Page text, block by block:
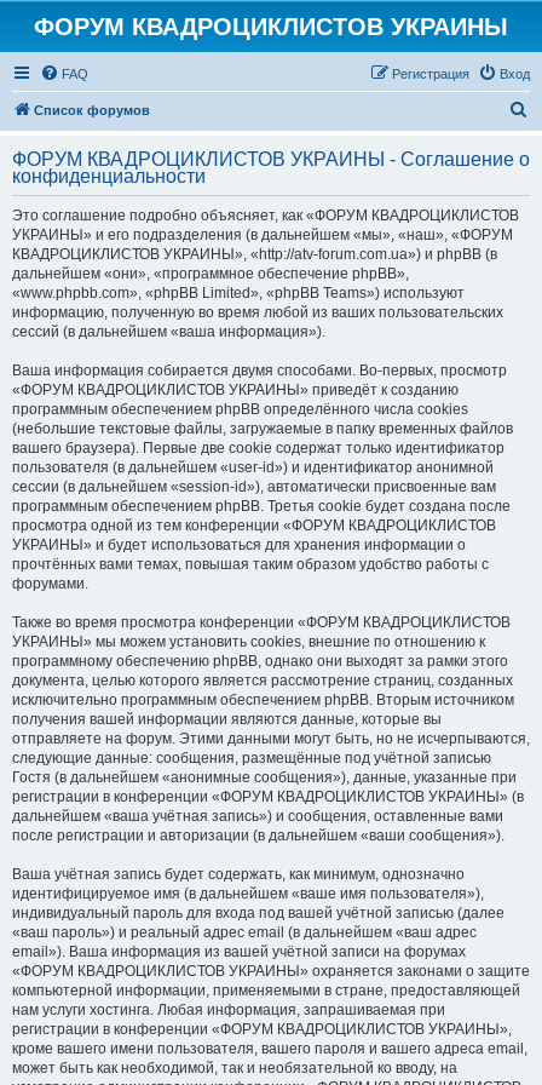
ФОРУМ КВАДРОЦИКЛИСТОВ УКРАИНЫ
FAQ Вход
Регистрация
Список форумов
и
с
ФОРУМ КВАДРОЦИКЛИСТОВ УКРАИНЫ - Соглашение о
конфиденциальности
Это соглашение подробно объясняет, как «ФОРУМ КВАДРОЦИКЛИСТОВ
УКРАИНЫ» и его подразделения (в дальнейшем «мы», «наш», «ФОРУМ
КВАДРОЦИКЛИСТОВ УКРАИНЫ», «http://atv-forum.com.ua») и phpBB (в
дальнейшем «они», «программное обеспечение phpBB»,
«www.phpbb.com», «phpBB Limited», «phpBB Teams») используют
информацию, полученную во время любой из ваших пользовательских
сессий (в дальнейшем «ваша информация»).
Ваша информация собирается двумя способами. Во-первых, просмотр
«ФОРУМ КВАДРОЦИКЛИСТОВ УКРАИНЫ» приведёт к созданию
программным обеспечением phpBB определённого числа cookies
(небольшие текстовые файлы, загружаемые в папку временных файлов
вашего браузера). Первые две cookie содержат только идентификатор
пользователя (в дальнейшем «user-id») и идентификатор анонимной
сессии (в дальнейшем «session-id»), автоматически присвоенные вам
программным обеспечением phpBB. Третья cookie будет создана после
просмотра одной из тем конференции «ФОРУМ КВАДРОЦИКЛИСТОВ
УКРАИНЫ» и будет использоваться для хранения информации о
прочтённых вами темах, повышая таким образом удобство работы с
форумами.
Также во время просмотра конференции «ФОРУМ КВАДРОЦИКЛИСТОВ
УКРАИНЫ» мы можем установить cookies, внешние по отношению к
программному обеспечению phpBB, однако они выходят за рамки этого
документа, целью которого является рассмотрение страниц, созданных
исключительно программным обеспечением phpBB. Вторым источником
получения вашей информации являются данные, которые вы
отправляете на форум. Этими данными могут быть, но не исчерпываются,
следующие данные: сообщения, размещённые под учётной записью
Гостя (в дальнейшем «анонимные сообщения»), данные, указанные при
регистрации в конференции «ФОРУМ КВАДРОЦИКЛИСТОВ УКРАИНЫ» (в
дальнейшем «ваша учётная запись») и сообщения, оставленные вами
после регистрации и авторизации (в дальнейшем «ваши сообщения»).
Ваша учётная запись будет содержать, как минимум, однозначно
идентифицируемое имя (в дальнейшем «ваше имя пользователя»),
индивидуальный пароль для входа под вашей учётной записью (далее
«ваш пароль») и реальный адрес email (в дальнейшем «ваш адрес
email»). Ваша информация из вашей учётной записи на форумах
«ФОРУМ КВАДРОЦИКЛИСТОВ УКРАИНЫ» охраняется законами о защите
компьютерной информации, применяемыми в стране, предоставляющей
нам услуги хостинга. Любая информация, запрашиваемая при
регистрации в конференции «ФОРУМ КВАДРОЦИКЛИСТОВ УКРАИНЫ»,
кроме вашего имени пользователя, вашего пароля и вашего адреса email,
может быть как необходимой, так и необязательной ко вводу, на